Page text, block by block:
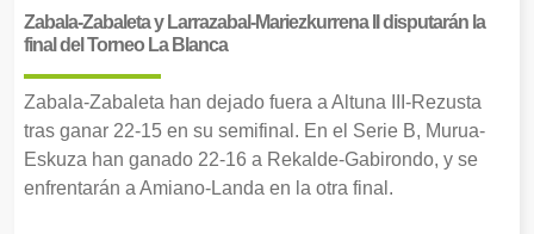
Zabala-Zabaleta y Larrazabal-Mariezkurrena II disputarán la
final del Torneo La Blanca
Zabala-Zabaleta han dejado fuera a Altuna III-Rezusta
tras ganar 22-15 en su semifinal. En el Serie B, Murua-
Eskuza han ganado 22-16 a Rekalde-Gabirondo, y se
enfrentarán a Amiano-Landa en la otra final.